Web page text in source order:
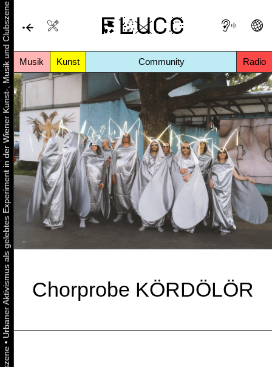
Musik Kunst Community Radio
•
Urbaner Aktivismus als gelebtes Experiment in der Wiener Kunst-, Musik und Clubszene Chorprobe KÖRDÖLÖR